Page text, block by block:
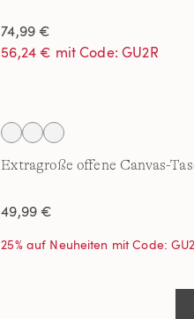
74,99 €
56,24 € mit Code: GU2R
Extragroße offene Canvas-
49,99 €
25% auf Neuheiten mit Code: